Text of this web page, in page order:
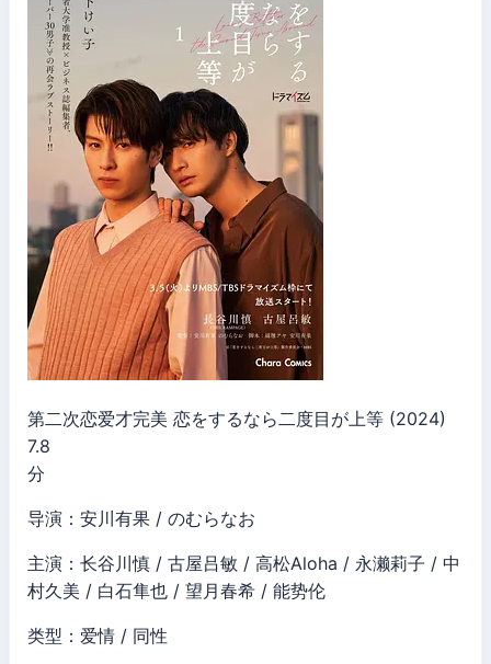
第二次恋爱才完美 恋をするなら二度目が上等 (2024)
7.8
分
导演：安川有果 / のむらなお
主演：长谷川慎 / 古屋吕敏 / 高松Aloha / 永濑莉子 / 中
村久美 / 白石隼也 / 望月春希 / 能势伦
类型：爱情 / 同性